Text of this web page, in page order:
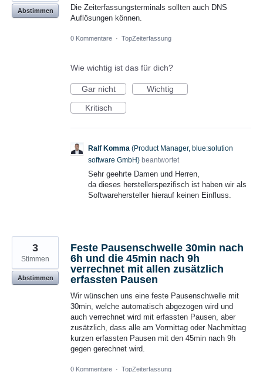
Die Zeiterfassungsterminals sollten auch DNS
Auflösungen können.
Abstimmen
0 Kommentare · TopZeiterfassung
Wie wichtig ist das für dich?
Gar nicht
Wichtig
Kritisch
Ralf Komma (Product Manager, blue:solution
software GmbH) beantwortet
Sehr geehrte Damen und Herren,
da dieses herstellerspezifisch ist haben wir als
Softwarehersteller hierauf keinen Einfluss.
Feste Pausenschwelle 30min nach
6h und die 45min nach 9h
verrechnet mit allen zusätzlich
erfassten Pausen
Wir wünschen uns eine feste Pausenschwelle mit
30min, welche automatisch abgezogen wird und
auch verrechnet wird mit erfassten Pausen, aber
zusätzlich, dass alle am Vormittag oder Nachmittag
kurzen erfassten Pausen mit den 45min nach 9h
gegen gerechnet wird.
3
Stimmen
Abstimmen
0 Kommentare · TopZeiterfassung